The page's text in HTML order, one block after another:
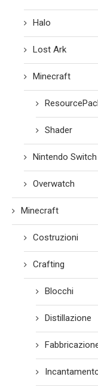
Halo
Lost Ark
Minecraft
Shader
Nintendo
Overwatch
Minecraft
Costruzioni
Crafting
Blocchi
Distillazione